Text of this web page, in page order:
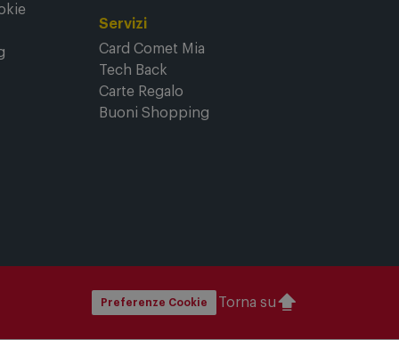
Servizi
Card Comet Mia
Tech Back
Carte Regalo
Buoni Shopping
Preferenze Cookie Torna su